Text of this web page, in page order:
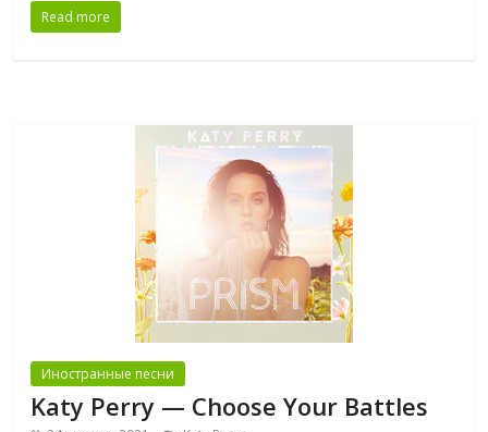
Read more
Иностранные песни
Katy Perry — Choose Your Battles